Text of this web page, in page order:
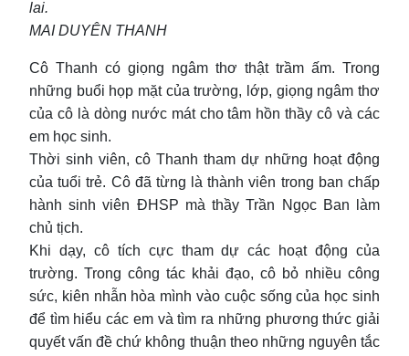
lai.
MAI DUYÊN THANH
Cô Thanh có giọng ngâm thơ thật trầm ấm. Trong
những buổi họp mặt của trường, lớp, giọng ngâm thơ
của cô là dòng nước mát cho tâm hồn thầy cô và các
em học sinh.
Thời sinh viên, cô Thanh tham dự những hoạt động
của tuổi trẻ. Cô đã từng là thành viên trong ban chấp
hành sinh viên ĐHSP mà thầy Trần Ngọc Ban làm
chủ tịch.
Khi dạy, cô tích cực tham dự các hoạt động của
trường. Trong công tác khải đạo, cô bỏ nhiều công
sức, kiên nhẫn hòa mình vào cuộc sống của học sinh
để tìm hiểu các em và tìm ra những phương thức giải
quyết vấn đề chứ không thuận theo những nguyên tắc